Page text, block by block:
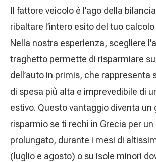
Il fattore veicolo è l’ago della
ribaltare l’intero esito del tuo
Nella nostra esperienza, scegliere
traghetto permette di risparmiare
dell’auto in primis, che rappresenta
di spesa più alta e imprevedibile di
estivo. Questo vantaggio diventa un
risparmio se ti rechi in Grecia per
prolungato, durante i mesi di
(luglio e agosto) o su isole minori